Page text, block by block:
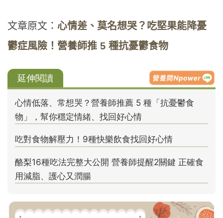
文章原文： 心情差、莫名想哭？吃堅果能降憂
鬱症風險！營養師推 5 種抗憂鬱食物